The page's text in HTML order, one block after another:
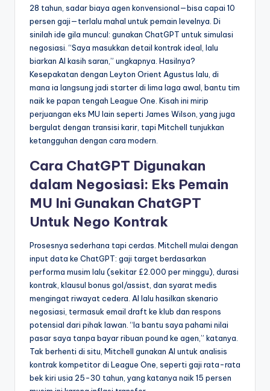
28 tahun, sadar biaya agen konvensional—bisa capai 10
persen gaji—terlalu mahal untuk pemain levelnya. Di
sinilah ide gila muncul: gunakan ChatGPT untuk simulasi
negosiasi. “Saya masukkan detail kontrak ideal, lalu
biarkan AI kasih saran,” ungkapnya. Hasilnya?
Kesepakatan dengan Leyton Orient Agustus lalu, di
mana ia langsung jadi starter di lima laga awal, bantu tim
naik ke papan tengah League One. Kisah ini mirip
perjuangan eks MU lain seperti James Wilson, yang juga
bergulat dengan transisi karir, tapi Mitchell tunjukkan
ketangguhan dengan cara modern.
Cara ChatGPT Digunakan
dalam Negosiasi: Eks Pemain
MU Ini Gunakan ChatGPT
Untuk Nego Kontrak
Prosesnya sederhana tapi cerdas. Mitchell mulai dengan
input data ke ChatGPT: gaji target berdasarkan
performa musim lalu (sekitar £2.000 per minggu), durasi
kontrak, klausul bonus gol/assist, dan syarat medis
mengingat riwayat cedera. AI lalu hasilkan skenario
negosiasi, termasuk email draft ke klub dan respons
potensial dari pihak lawan. “Ia bantu saya pahami nilai
pasar saya tanpa bayar ribuan pound ke agen,” katanya.
Tak berhenti di situ, Mitchell gunakan AI untuk analisis
kontrak kompetitor di League One, seperti gaji rata-rata
bek kiri usia 25-30 tahun, yang katanya naik 15 persen